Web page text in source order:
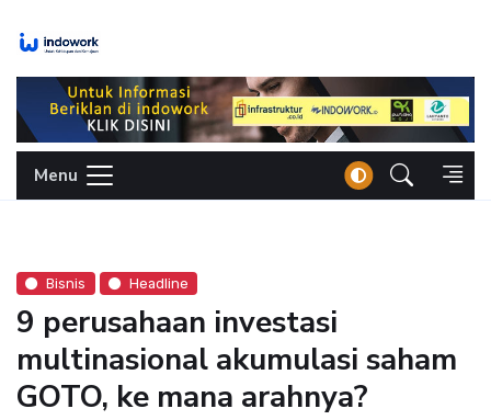
Menu
Bisnis Headline
9 perusahaan investasi
multinasional akumulasi saham
GOTO, ke mana arahnya?